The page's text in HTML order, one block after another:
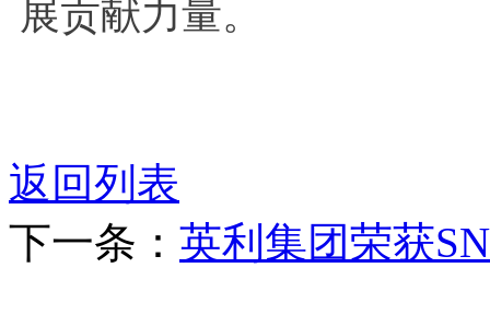
展贡献力量。
返回列表
下一条： 英利集团荣获